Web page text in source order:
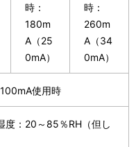
時：
180m
A（25
0mA）
時：
260m
A（34
0mA）
使用時
：20～85％RH（但し